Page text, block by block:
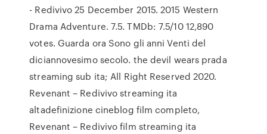
- Redivivo 25 December 2015. 2015 Western
Drama Adventure. 7.5. TMDb: 7.5/10 12,890
votes. Guarda ora Sono gli anni Venti del
diciannovesimo secolo. the devil wears prada
streaming sub ita; All Right Reserved 2020.
Revenant – Redivivo streaming ita
altadefinizione cineblog film completo,
Revenant – Redivivo film streaming ita